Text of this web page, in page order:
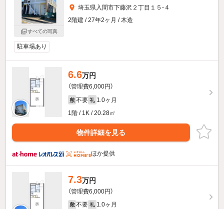
すべての写真
埼玉県入間市下藤沢２丁目１５-４
2階建 / 27年2ヶ月 / 木造
駐車場あり
6.6万円
（管理費6,000円）
敷 不要 礼 1.0ヶ月
1階 / 1K / 20.28㎡
物件詳細を見る
ほか提供
7.3万円
（管理費6,000円）
敷 不要 礼 1.0ヶ月